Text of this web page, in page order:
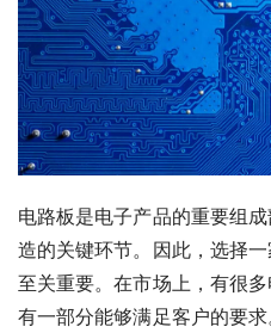
电路板是电子产品的重要组
造的关键环节。因此，选择
至关重要。在市场上，有很
有一部分能够满足客户的要